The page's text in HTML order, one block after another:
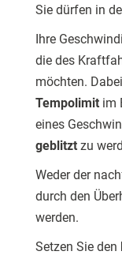
Sie dürfen in
Ihre
die des
möchten.
Tempolimit im
eines
geblitzt zu
Weder der
durch den
werden.
Setzen Sie den